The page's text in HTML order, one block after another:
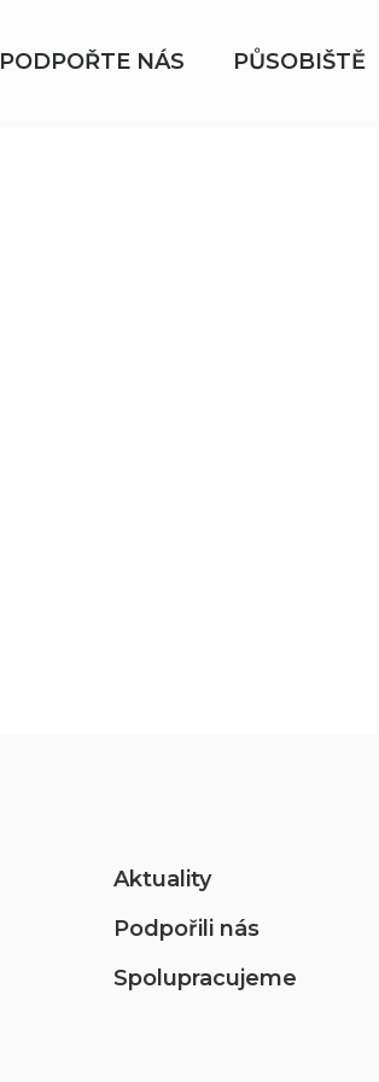
PODPOŘTE NÁS PŮSOBIŠTĚ
Aktuality
Podpořili nás
Spolupracujeme